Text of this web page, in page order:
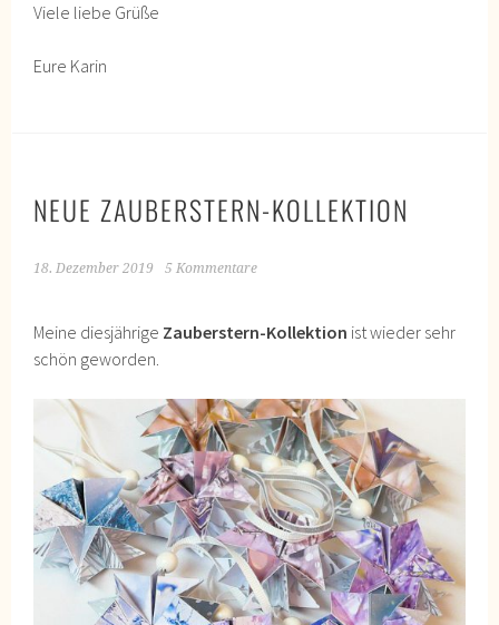
Viele liebe Grüße
Eure Karin
NEUE ZAUBERSTERN-KOLLEKTION
18. Dezember 2019 5 Kommentare
Meine diesjährige Zauberstern-Kollektion ist wieder sehr
schön geworden.